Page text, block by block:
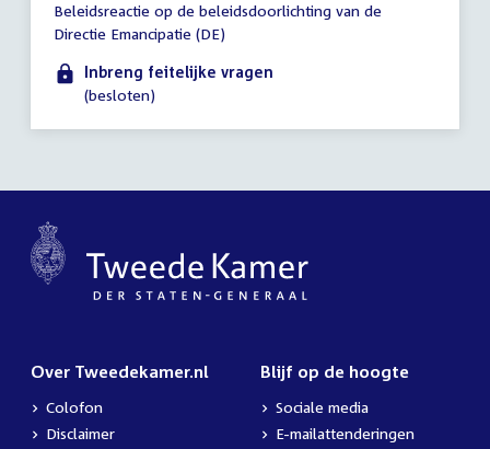
vergadering
tot
17:00
uur
Beleidsreactie op de beleidsdoorlichting van de
Directie Emancipatie (DE)
Inbreng feitelijke vragen
(besloten)
Over Tweedekamer.nl
Colofon
Disclaimer
Blijf op de hoogte
Sociale media
E-mailattenderingen